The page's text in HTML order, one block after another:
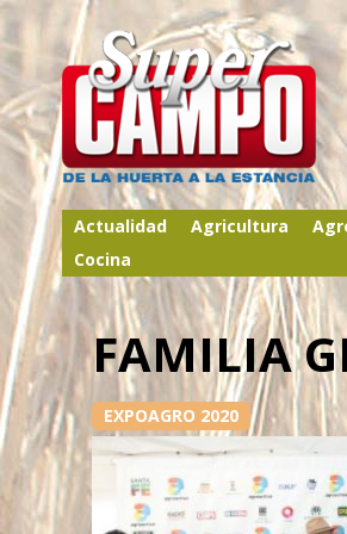
Actualidad Agricultura
Cocina
FAMILIA
EXPOAGRO 2020